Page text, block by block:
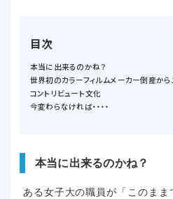
目次
本当に出来るのかね？
世界初のカラーフィルムメーカー倒産から
コントリビュート文化
今変わらなければ・・・・
本当に出来るのかね？
ある女子大の職員が「このま